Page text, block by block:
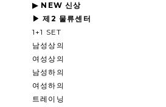
▶ NEW 신상
▶ 제2 물류센터
1+1 SET
남성상의
여성상의
남성하의
여성하의
트레이닝